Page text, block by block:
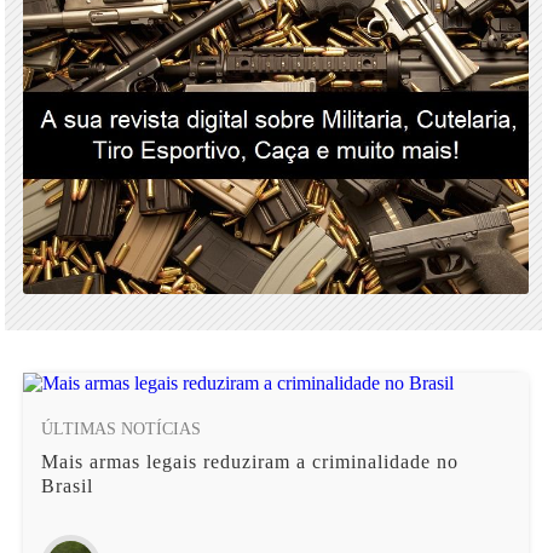
ÚLTIMAS NOTÍCIAS
Mais armas legais reduziram a criminalidade no
Brasil